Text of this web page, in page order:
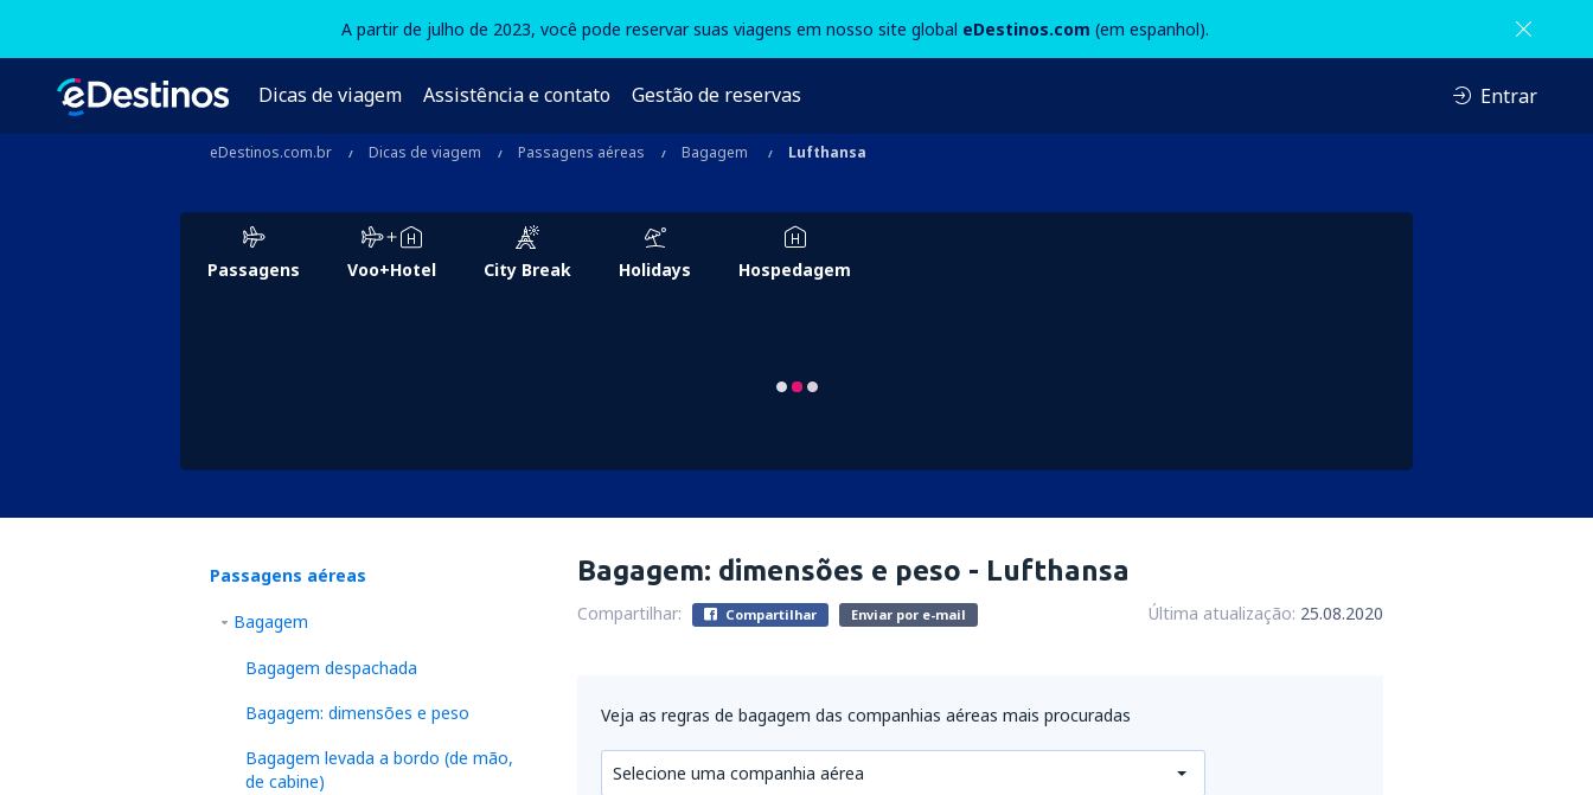
A partir de julho de 2023, você pode reservar suas viagens em nosso site global eDestinos.com (em espanhol).
Dicas de viagem Assistência e contato Gestão de reservas Entrar
eDestinos.com.br Dicas de viagem Passagens aéreas Bagagem Lufthansa
Passagens Voo+Hotel City Break Holidays Hospedagem
Passagens aéreas
Bagagem
Bagagem despachada
Bagagem: dimensões e peso
Bagagem levada a bordo (de mão,
de cabine)
Bagagem: dimensões e peso - Lufthansa
Compartilhar: Compartilhar Enviar por e-mail Última atualização: 25.08.2020
Veja as regras de bagagem das companhias aéreas mais procuradas
Selecione uma companhia aérea